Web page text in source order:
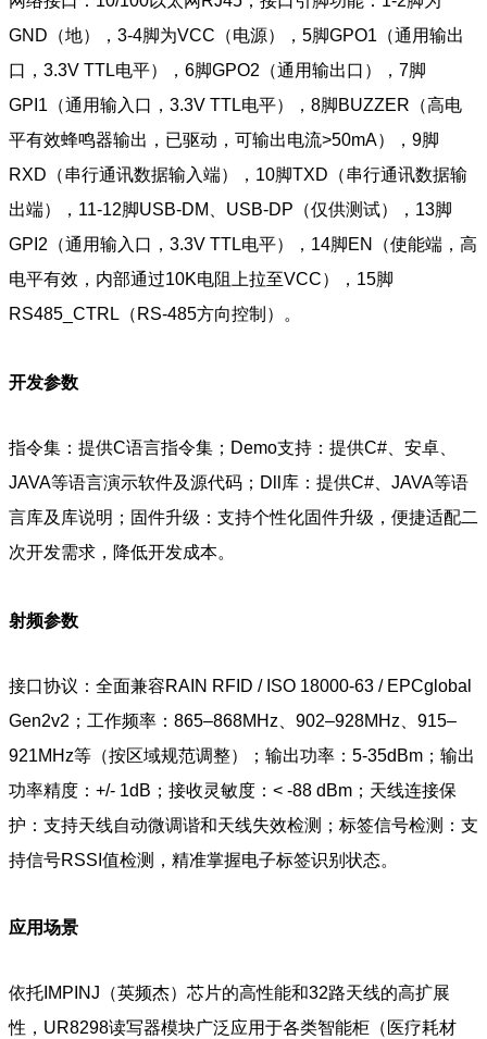
GND（地），3-4脚为VCC（电源），5脚GPO1（通用输出
口，3.3V TTL电平），6脚GPO2（通用输出口），7脚
GPI1（通用输入口，3.3V TTL电平），8脚BUZZER（高电
平有效蜂鸣器输出，已驱动，可输出电流>50mA），9脚
RXD（串行通讯数据输入端），10脚TXD（串行通讯数据输
出端），11-12脚USB-DM、USB-DP（仅供测试），13脚
GPI2（通用输入口，3.3V TTL电平），14脚EN（使能端，高
电平有效，内部通过10K电阻上拉至VCC），15脚
RS485_CTRL（RS-485方向控制）。
开发参数
指令集：提供C语言指令集；Demo支持：提供C#、安卓、
JAVA等语言演示软件及源代码；Dll库：提供C#、JAVA等语
言库及库说明；固件升级：支持个性化固件升级，便捷适配二
次开发需求，降低开发成本。
射频参数
接口协议：全面兼容RAIN RFID / ISO 18000-63 / EPCglobal
Gen2v2；工作频率：865–868MHz、902–928MHz、915–
921MHz等（按区域规范调整）；输出功率：5-35dBm；输出
功率精度：+/- 1dB；接收灵敏度：< -88 dBm；天线连接保
护：支持天线自动微调谐和天线失效检测；标签信号检测：支
持信号RSSI值检测，精准掌握电子标签识别状态。
应用场景
依托IMPINJ（英频杰）芯片的高性能和32路天线的高扩展
性，UR8298读写器模块广泛应用于各类智能柜（医疗耗材